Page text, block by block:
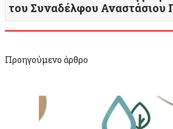
του Συναδέλφου Αναστάσιου
Προηγούμενο άρθρο